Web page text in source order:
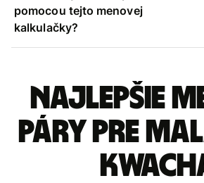
pomocou tejto menovej
kalkulačky?
Najlepšie
páry pre